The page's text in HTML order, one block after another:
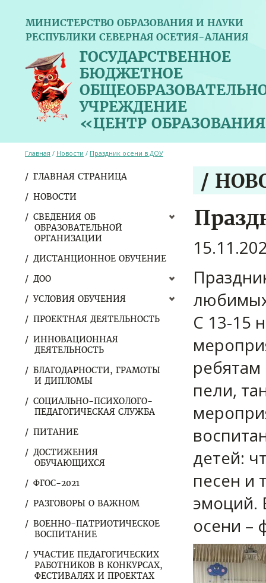
МИНИСТЕРСТВО ОБРАЗОВАНИЯ И НАУКИ
РЕСПУБЛИКИ СЕВЕРНАЯ ОСЕТИЯ-АЛАНИЯ
ГОСУДАРСТВЕННОЕ
БЮДЖЕТНОЕ
УЧРЕЖДЕНИЕ
«ЦЕНТР
ГЛАВНАЯ СТРАНИЦА
НОВОСТИ
СВЕДЕНИЯ ОБ
ОБРАЗОВАТЕЛЬНОЙ
ОРГАНИЗАЦИИ
ДИСТАНЦИОННОЕ ОБУЧЕНИЕ
ДОО
УСЛОВИЯ ОБУЧЕНИЯ
ПРОЕКТНАЯ ДЕЯТЕЛЬНОСТЬ
ИННОВАЦИОННАЯ
ДЕЯТЕЛЬНОСТЬ
БЛАГОДАРНОСТИ, ГРАМОТЫ
И ДИПЛОМЫ
СОЦИАЛЬНО-ПСИХОЛОГО-
ПЕДАГОГИЧЕСКАЯ СЛУЖБА
ПИТАНИЕ
ДОСТИЖЕНИЯ
ОБУЧАЮЩИХСЯ
ФГОС-2021
РАЗГОВОРЫ О ВАЖНОМ
ВОЕННО-ПАТРИОТИЧЕСКОЕ
ВОСПИТАНИЕ
УЧАСТИЕ ПЕДАГОГИЧЕСКИХ
РАБОТНИКОВ В КОНКУРСАХ,
ФЕСТИВАЛЯХ И ПРОЕКТАХ
Главная / Новости / Праздник осени в ДОУ
/
С 13-15
ребятам
пели,
детей:
песен и
эмоций.
осени –